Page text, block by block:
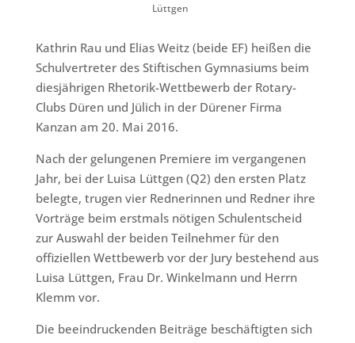
Lüttgen
Kathrin Rau und Elias Weitz (beide EF) heißen die
Schulvertreter des Stiftischen Gymnasiums beim
diesjährigen Rhetorik-Wettbewerb der Rotary-
Clubs Düren und Jülich in der Dürener Firma
Kanzan am 20. Mai 2016.
Nach der gelungenen Premiere im vergangenen
Jahr, bei der Luisa Lüttgen (Q2) den ersten Platz
belegte, trugen vier Rednerinnen und Redner ihre
Vorträge beim erstmals nötigen Schulentscheid
zur Auswahl der beiden Teilnehmer für den
offiziellen Wettbewerb vor der Jury bestehend aus
Luisa Lüttgen, Frau Dr. Winkelmann und Herrn
Klemm vor.
Die beeindruckenden Beiträge beschäftigten sich